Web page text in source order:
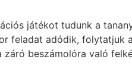
játékot tudunk a
feladat adódik, folytatjuk
beszámolóra való